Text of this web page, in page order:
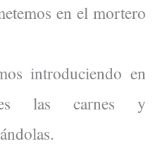
en el mortero
introduciendo en
las carnes y